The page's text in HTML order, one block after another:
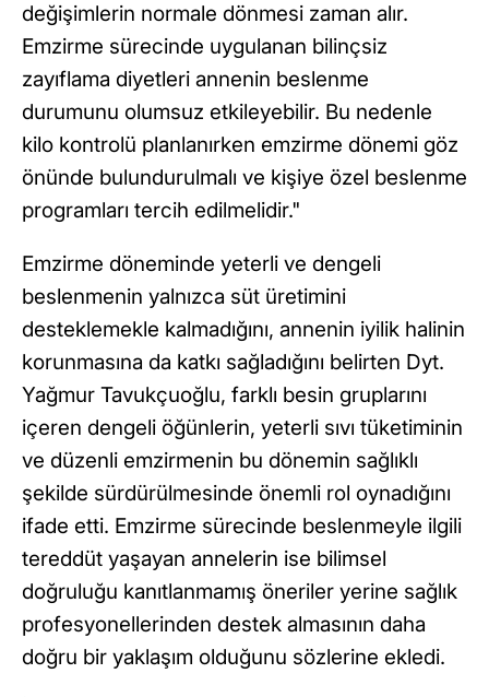
değişimlerin normale dönmesi zaman alır.
Emzirme sürecinde uygulanan bilinçsiz
zayıflama diyetleri annenin beslenme
durumunu olumsuz etkileyebilir. Bu nedenle
kilo kontrolü planlanırken emzirme dönemi göz
önünde bulundurulmalı ve kişiye özel beslenme
programları tercih edilmelidir."
Emzirme döneminde yeterli ve dengeli
beslenmenin yalnızca süt üretimini
desteklemekle kalmadığını, annenin iyilik halinin
korunmasına da katkı sağladığını belirten Dyt.
Yağmur Tavukçuoğlu, farklı besin gruplarını
içeren dengeli öğünlerin, yeterli sıvı tüketiminin
ve düzenli emzirmenin bu dönemin sağlıklı
şekilde sürdürülmesinde önemli rol oynadığını
ifade etti. Emzirme sürecinde beslenmeyle ilgili
tereddüt yaşayan annelerin ise bilimsel
doğruluğu kanıtlanmamış öneriler yerine sağlık
profesyonellerinden destek almasının daha
doğru bir yaklaşım olduğunu sözlerine ekledi.